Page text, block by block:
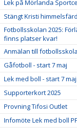
Lek på Mörlanda
Stängt Kristi
Fotbollsskolan 2025:
finns platser kvar!
Anmälan till
Gåfotboll - start 7 maj
Lek med boll - start 7 maj
Supporterkort 2025
Provning Tifosi Outlet
Infomöte Lek med boll